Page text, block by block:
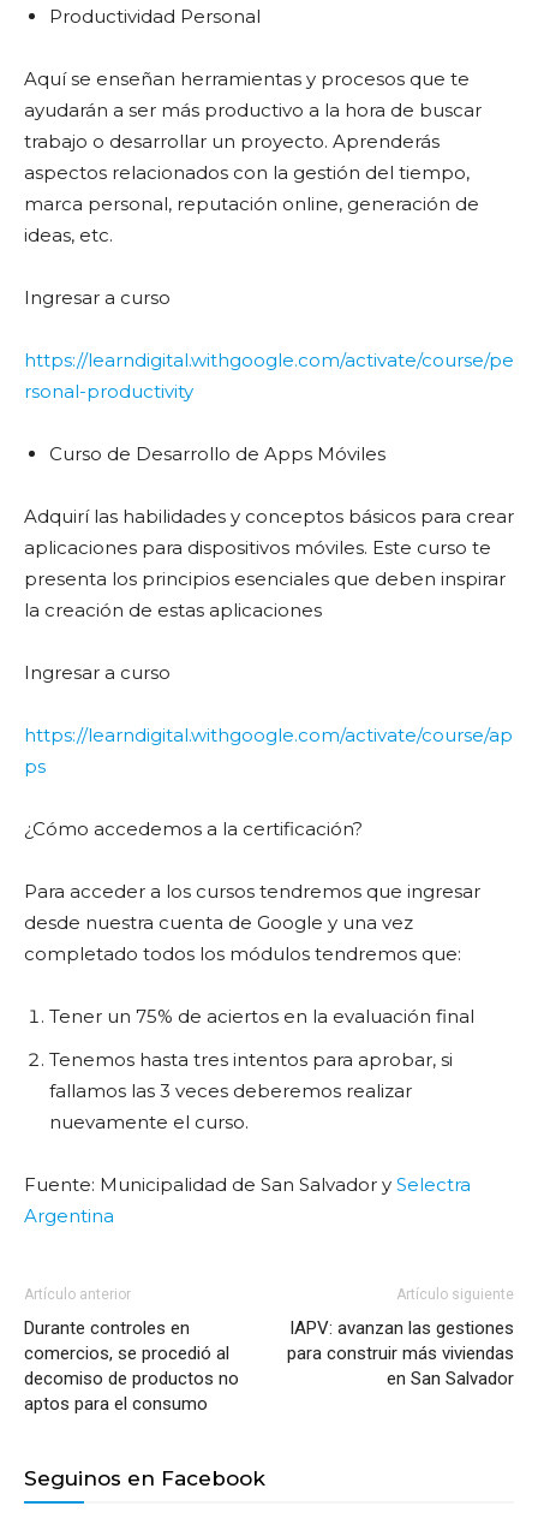
Productividad Personal
Aquí se enseñan herramientas y procesos que te
ayudarán a ser más productivo a la hora de buscar
trabajo o desarrollar un proyecto. Aprenderás
aspectos relacionados con la gestión del tiempo,
marca personal, reputación online, generación de
ideas, etc.
Ingresar a curso
https://learndigital.withgoogle.com/activate/course/pe
rsonal-productivity
Curso de Desarrollo de Apps Móviles
Adquirí las habilidades y conceptos básicos para crear
aplicaciones para dispositivos móviles. Este curso te
presenta los principios esenciales que deben inspirar
la creación de estas aplicaciones
Ingresar a curso
https://learndigital.withgoogle.com/activate/course/ap
ps
¿Cómo accedemos a la certificación?
Para acceder a los cursos tendremos que ingresar
desde nuestra cuenta de Google y una vez
completado todos los módulos tendremos que:
Tener un 75% de aciertos en la evaluación final
Tenemos hasta tres intentos para aprobar, si
fallamos las 3 veces deberemos realizar
nuevamente el curso.
Fuente: Municipalidad de San Salvador y Selectra
Argentina
Artículo anterior
Durante controles en
comercios, se procedió al
decomiso de productos no
aptos para el consumo
Artículo siguiente
IAPV: avanzan las gestiones
para construir más viviendas
en San Salvador
Seguinos en Facebook